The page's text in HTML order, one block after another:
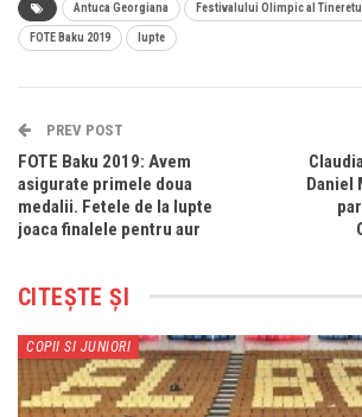
Antuca Georgiana Festivalului Olimpic al
FOTE Baku 2019 lupte
PREV POST
FOTE Baku 2019: Avem
asigurate primele doua
medalii. Fetele de la lupte
joaca finalele pentru aur
Daniel
CITEȘTE ȘI
COPII SI JUNIORI